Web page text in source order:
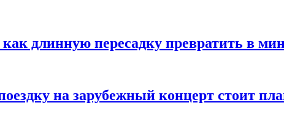
длинную пересадку превратить в
на зарубежный концерт стоит